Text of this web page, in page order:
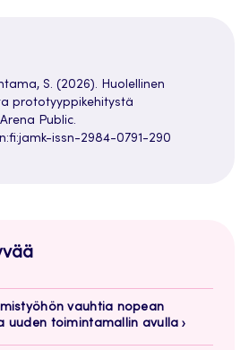
S. (2026). Huolellinen
prototyyppikehitystä
Public.
issn-2984-0791-290
vauhtia nopean
uuden toimintamallin avulla